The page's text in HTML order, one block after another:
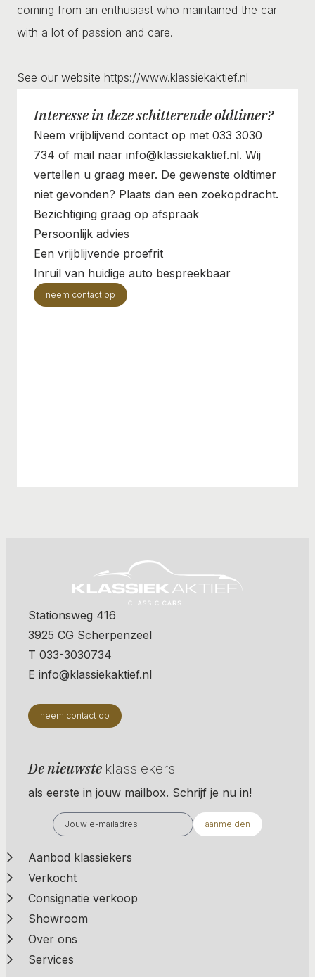
coming from an enthusiast who maintained the car
with a lot of passion and care.
See our website https://www.klassiekaktief.nl
Interesse in deze schitterende oldtimer?
Neem vrijblijvend contact op met 033 3030
734 of mail naar info@klassiekaktief.nl. Wij
vertellen u graag meer. De gewenste oldtimer
niet gevonden? Plaats dan een zoekopdracht.
Bezichtiging graag op afspraak
Persoonlijk advies
Een vrijblijvende proefrit
Inruil van huidige auto bespreekbaar
neem contact op
Stationsweg 416
3925 CG Scherpenzeel
T 033-3030734
E info@klassiekaktief.nl
neem contact op
De nieuwste klassiekers
als eerste in jouw mailbox. Schrijf je nu in!
aanmelden
Aanbod klassiekers
Verkocht
Consignatie verkoop
Showroom
Over ons
Services